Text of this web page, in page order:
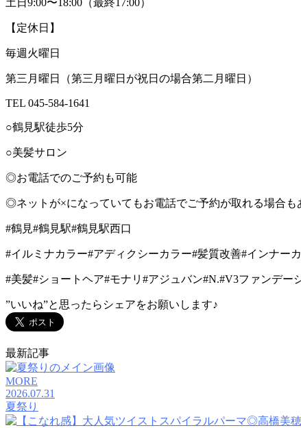
土日 9:00〜18:00 （最終17:00）
【定休日】
毎週火曜日
第三月曜日（第三月曜日が祝日の場合第二月曜日）
TEL 045-584-1641
○鶴見駅徒歩5分
○美髪サロン
◎お電話でのご予約も可能
◎ネットが×になっていてもお電話でご予約が取れる場合
#鶴見#鶴見駅#鶴見駅西口
#イルミナカラー#アディクシーカラー#髪質改善#インナー
#美髪#ショートヘア#モナリ #アジュバン#N.#V3ファンデー
”いいね”と思ったらシェアをお願いします♪
最新記事
MORE
2026.07.31
夏祭り